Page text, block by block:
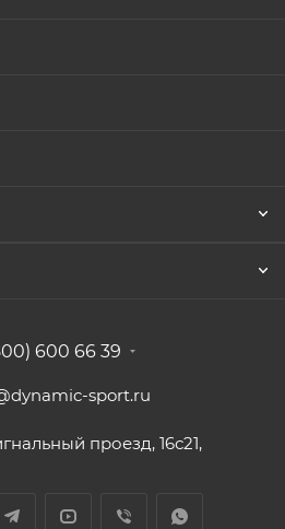
600 66 39
sport.ru
проезд, 16с21,